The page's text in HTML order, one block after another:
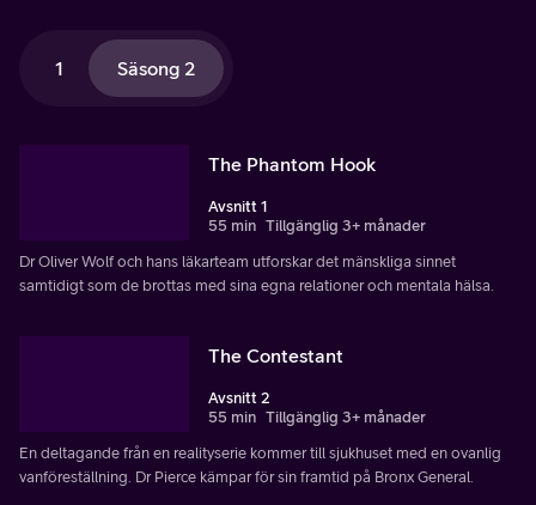
1 Säsong 2
The Phantom Hook
Avsnitt 1
55 min Tillgänglig 3+ månader
Dr Oliver Wolf och hans läkarteam utforskar det mänskliga sinnet
samtidigt som de brottas med sina egna relationer och mentala hälsa.
The Contestant
Avsnitt 2
55 min Tillgänglig 3+ månader
En deltagande från en realityserie kommer till sjukhuset med en ovanlig
vanföreställning. Dr Pierce kämpar för sin framtid på Bronx General.